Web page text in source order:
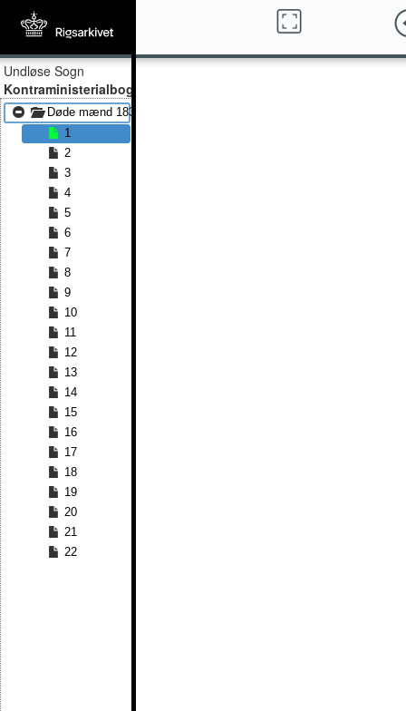
Undløse Sogn
Kontraministerialbog
Døde mænd 1838 - Døde mænd 1861
1
2
3
4
5
6
7
8
9
10
11
12
13
14
15
16
17
18
19
20
21
22